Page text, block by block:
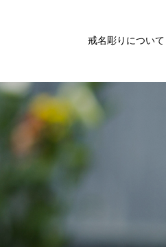
戒名彫りについて